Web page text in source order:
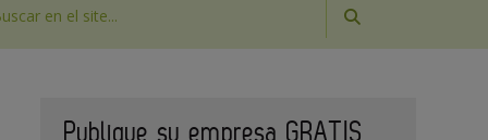
Publique su empresa GRATIS